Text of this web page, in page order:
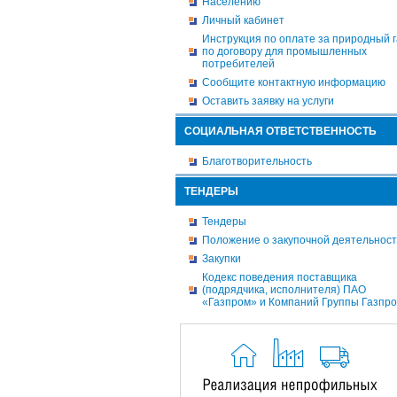
Личный кабинет
Инструкция по оплате за природный
по договору для промышленных
потребителей
Сообщите контактную информацию
Оставить заявку на услуги
СОЦИАЛЬНАЯ ОТВЕТСТВЕННОСТЬ
Благотворительность
ТЕНДЕРЫ
Тендеры
Положение о закупочной
Закупки
Кодекс поведения поставщика
(подрядчика, исполнителя) ПАО
«Газпром» и Компаний Группы